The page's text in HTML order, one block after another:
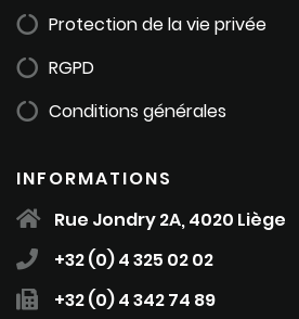
Protection de la vie privée
RGPD
Conditions générales
INFORMATIONS
Rue Jondry 2A, 4020 Liège
+32 (0) 4 325 02 02
+32 (0) 4 342 74 89